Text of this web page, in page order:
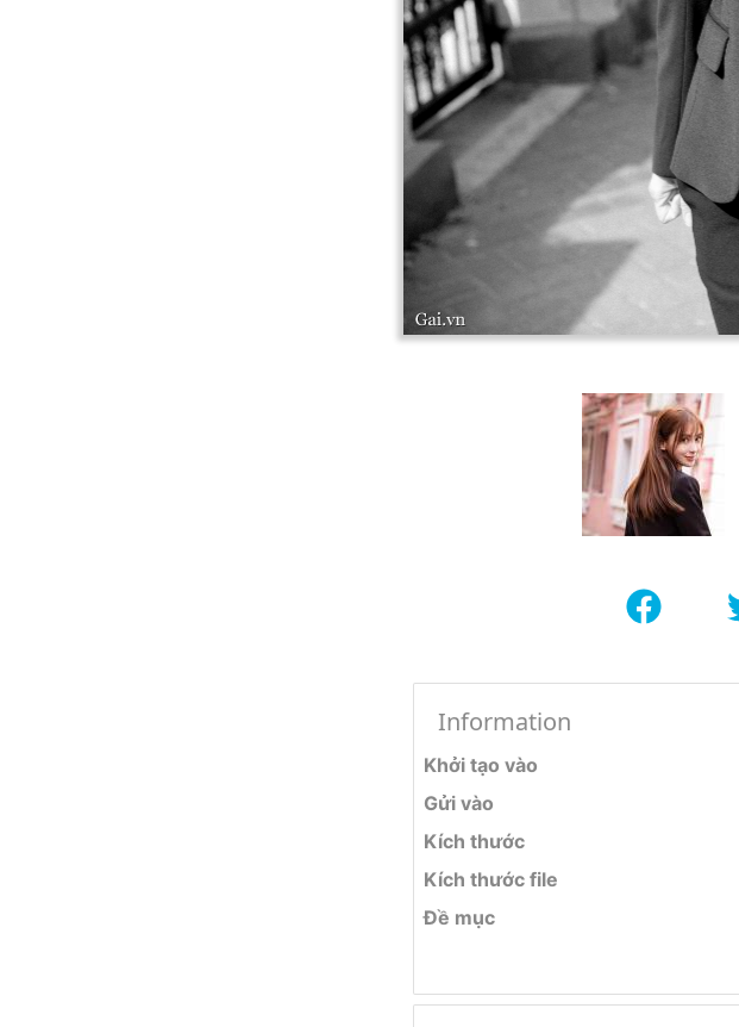
Information
Khởi tạo vào
Gửi vào
Kích thước
Kích thước file
Đề mục